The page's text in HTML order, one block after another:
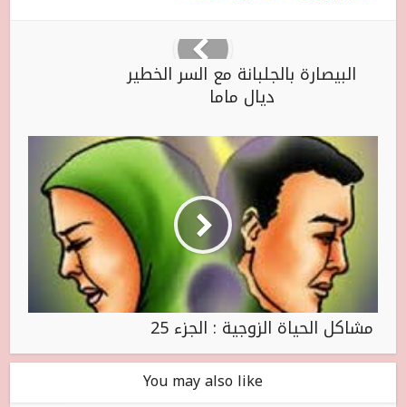
البيصارة بالجلبانة مع السر الخطير
ديال ماما
مشاكل الحياة الزوجية : الجزء 25
You may also like